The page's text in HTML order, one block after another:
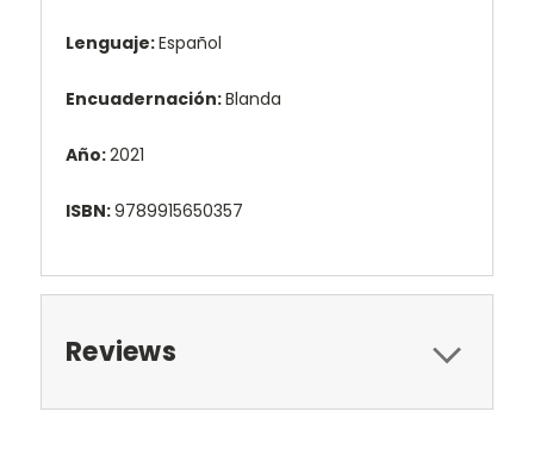
Lenguaje:Español
Encuadernación:Blanda
Año:2021
ISBN:9789915650357
Reviews